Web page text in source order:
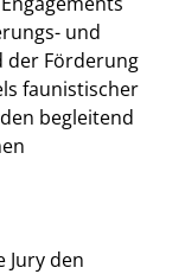
und
der Förderung
faunistischer
begleitend
Jury den